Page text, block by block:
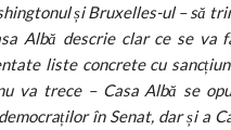
și Bruxelles-ul – să
Albă descrie clar ce se va
liste concrete cu
va trece – Casa Albă se
în Senat, dar și a